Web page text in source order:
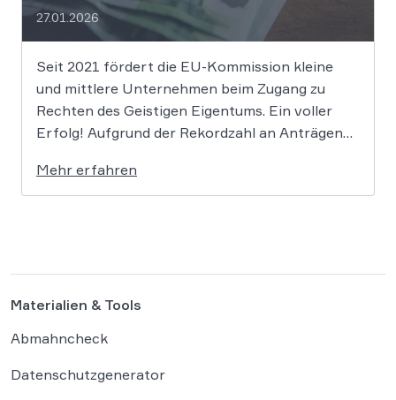
27.01.2026
Seit 2021 fördert die EU-Kommission kleine
und mittlere Unternehmen beim Zugang zu
Rechten des Geistigen Eigentums. Ein voller
Erfolg! Aufgrund der Rekordzahl an Anträgen
Business“ wurden die zugewiesenen Mittel in
den letzten Jahren immer rasant aufgebraucht.
Mehr erfahren
Materialien & Tools
Abmahncheck
Datenschutzgenerator